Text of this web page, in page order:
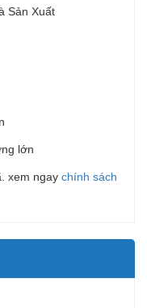
Sản Xuất
lớn
xem ngay chính sách